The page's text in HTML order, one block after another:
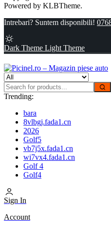
Powered by KLBTheme.
Intrebari? Suntem disponibili!
Dark Theme Light Theme
Trending:
bara
8vlbgj.fada1.cn
2026
Golf5
vb7j5x.fada1.cn
wi7vx4.fada1.cn
Golf 4
Golf4
Sign In
Account